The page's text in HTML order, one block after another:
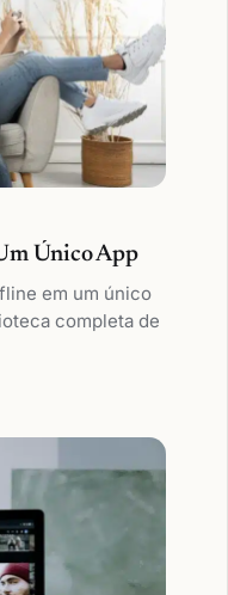
Único App
em um único
completa de